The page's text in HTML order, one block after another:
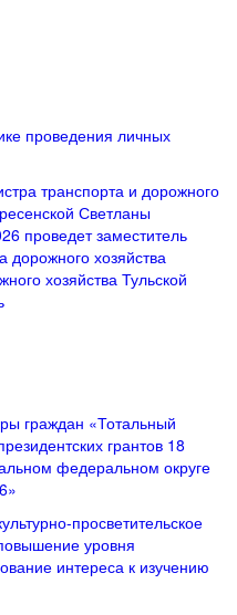
проведения личных
транспорта и дорожного
Светланы
проведет заместитель
дорожного хозяйства
хозяйства Тульской
граждан «Тотальный
грантов 18
федеральном округе
просветительское
уровня
интереса к изучению